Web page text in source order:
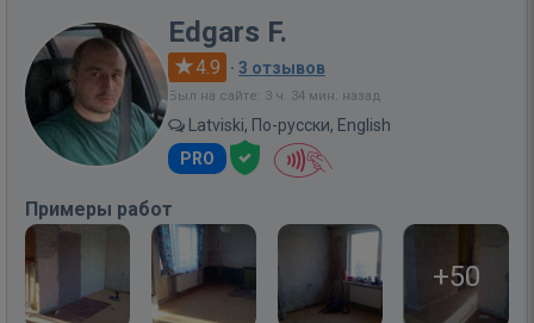
Edgars F.
4.9 · 3 отзывов
Был на сайте: 3 ч. 34 мин. назад
Latviski, По-русски, English
PRO
Примеры работ
+50